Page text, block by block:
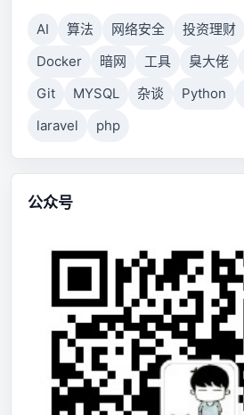
AI 算法 网络安全 投资理财
Docker
暗网 工具 臭大佬
Git
MYSQL 杂谈 Python
laravel
php
公众号